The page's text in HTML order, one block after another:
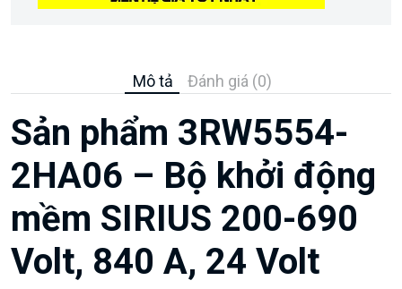
Mô tả Đánh giá (0)
Sản phẩm 3RW5554-
2HA06 – Bộ khởi động
mềm SIRIUS 200-690
Volt, 840 A, 24 Volt